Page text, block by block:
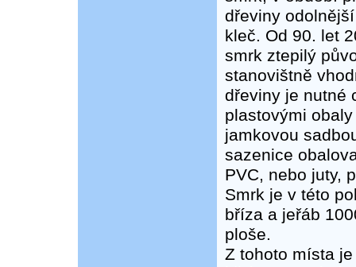
dřeviny
kleč. Od 90. let
smrk ztepilý
stanovištně
dřeviny je nutné
plastovými
jamkovou
sazenice
PVC, nebo juty,
Smrk je v této
bříza a jeřáb
ploše.
Z tohoto místa